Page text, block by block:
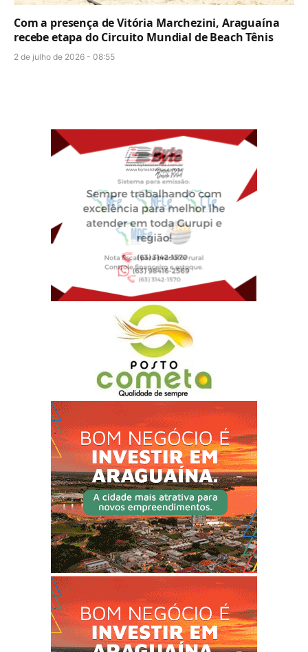
Com a presença de Vitória Marchezini, Araguaína
recebe etapa do Circuito Mundial de Beach Tênis
2 de julho de 2026 - 08:55